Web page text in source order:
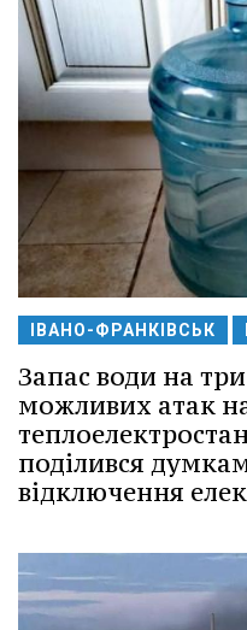
ІВАНО-ФРАНКІВСЬК
Запас води на
можливих атак
поділився
відключення